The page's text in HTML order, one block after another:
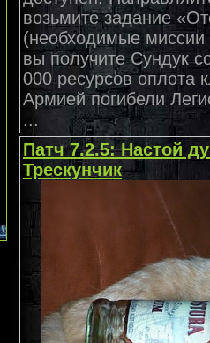
возьмите задание
(необходимые миссии
вы получите Сундук
000 ресурсов оплота
Армией погибели
...
Патч 7.2.5: Настой
Трескунчик